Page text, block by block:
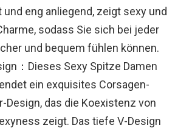
und eng anliegend, zeigt sexy und
sodass Sie sich bei jeder
und bequem fühlen können.
：Dieses Sexy Spitze Damen
ein exquisites Corsagen-
Design, das die Koexistenz von
zeigt. Das tiefe V-Design